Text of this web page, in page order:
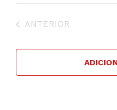
data.EVENTOS
ANTERIOR